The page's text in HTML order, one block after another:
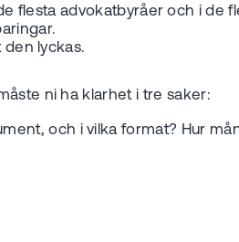
flesta advokatbyråer och i de
lyckas.
ni ha klarhet i tre saker:
och i vilka format? Hur